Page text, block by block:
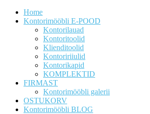
Home
Kontorimööbli E-POOD
Kontorilauad
Kontoritoolid
Klienditoolid
Kontoririiulid
Kontorikapid
KOMPLEKTID
FIRMAST
Kontorimööbli galerii
OSTUKORV
Kontorimööbli BLOG